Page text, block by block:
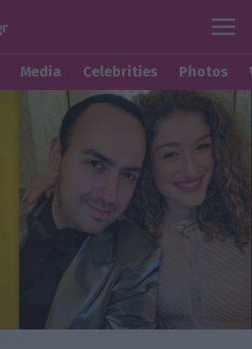
Media Celebrities Photos